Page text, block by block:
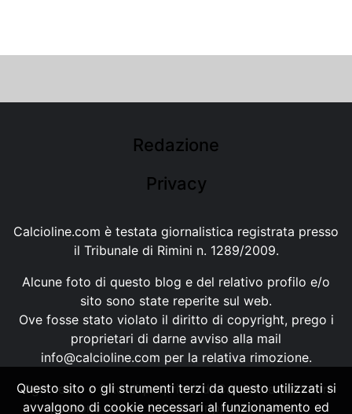
Redazione
Privacy
Calcioline.com è testata giornalistica registrata presso
il Tribunale di Rimini n. 1289/2009.
Alcune foto di questo blog e del relativo profilo e/o
sito sono state reperite sul web.
Ove fosse stato violato il diritto di copyright, prego i
proprietari di darne avviso alla mail
info@calcioline.com per la relativa rimozione.
Ogni testo e foto di proprietà di Calcioline.com non
possono essere copiati o riprodotti, senza
Questo sito o gli strumenti terzi da questo utilizzati si
avvalgono di cookie necessari al funzionamento ed